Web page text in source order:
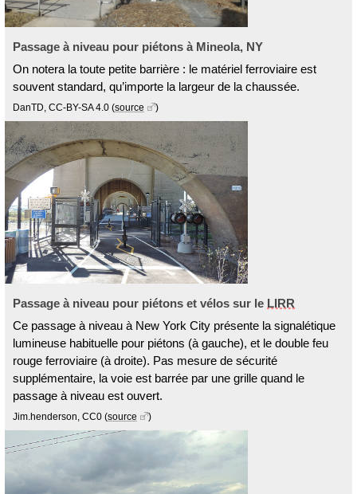
Passage à niveau pour piétons à Mineola, NY
On notera la toute petite barrière : le matériel ferroviaire est
souvent standard, qu’importe la largeur de la chaussée.
DanTD, CC-BY-SA 4.0 (source )
Passage à niveau pour piétons et vélos sur le LIRR
Ce passage à niveau à New York City présente la signalétique
lumineuse habituelle pour piétons (à gauche), et le double feu
rouge ferroviaire (à droite). Pas mesure de sécurité
supplémentaire, la voie est barrée par une grille quand le
passage à niveau est ouvert.
Jim.henderson, CC0 (source )